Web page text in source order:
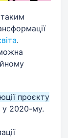
.
проєкту
у 2020-му.